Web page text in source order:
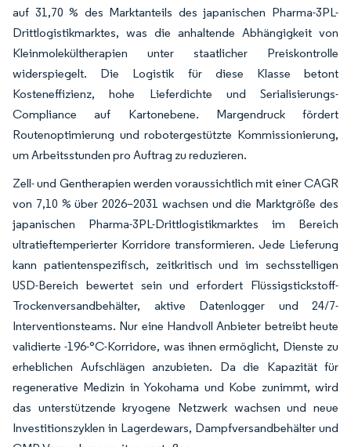
auf 31,70 % des Marktanteils des japanischen Pharma-3PL-
Drittlogistikmarktes, was die anhaltende Abhängigkeit von
Kleinmolekültherapien unter staatlicher Preiskontrolle
widerspiegelt. Die Logistik für diese Klasse betont
Kosteneffizienz, hohe Lieferdichte und Serialisierungs-
Compliance auf Kartonebene. Margendruck fördert
Routenoptimierung und robotergestützte Kommissionierung,
um Arbeitsstunden pro Auftrag zu reduzieren.
Zell- und Gentherapien werden voraussichtlich mit einer CAGR
von 7,10 % über 2026–2031 wachsen und die Marktgröße des
japanischen Pharma-3PL-Drittlogistikmarktes im Bereich
ultratieftemperierter Korridore transformieren. Jede Lieferung
kann patientenspezifisch, zeitkritisch und im sechsstelligen
USD-Bereich bewertet sein und erfordert Flüssigstickstoff-
Trockenversandbehälter, aktive Datenlogger und 24/7-
Interventionsteams. Nur eine Handvoll Anbieter betreibt heute
validierte -196-°C-Korridore, was ihnen ermöglicht, Dienste zu
erheblichen Aufschlägen anzubieten. Da die Kapazität für
regenerative Medizin in Yokohama und Kobe zunimmt, wird
das unterstützende kryogene Netzwerk wachsen und neue
Investitionszyklen in Lagerdewars, Dampfversandbehälter und